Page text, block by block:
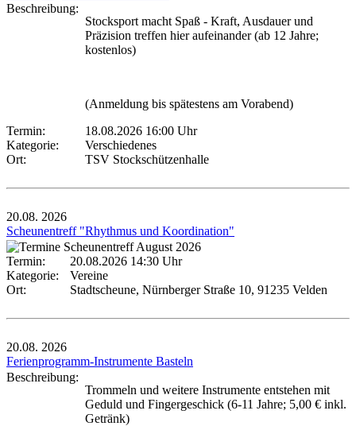
Beschreibung:
Stocksport macht Spaß - Kraft, Ausdauer und
Präzision treffen hier aufeinander (ab 12 Jahre;
kostenlos)
(Anmeldung bis spätestens am Vorabend)
Termin:
18.08.2026 16:00 Uhr
Kategorie:
Verschiedenes
Ort:
TSV Stockschützenhalle
20.08. 2026
Scheunentreff "Rhythmus und Koordination"
Termin:
20.08.2026 14:30 Uhr
Kategorie:
Vereine
Ort:
Stadtscheune, Nürnberger Straße 10, 91235 Velden
20.08. 2026
Ferienprogramm-Instrumente Basteln
Beschreibung:
Trommeln und weitere Instrumente entstehen mit
Geduld und Fingergeschick (6-11 Jahre; 5,00 € inkl.
Getränk)